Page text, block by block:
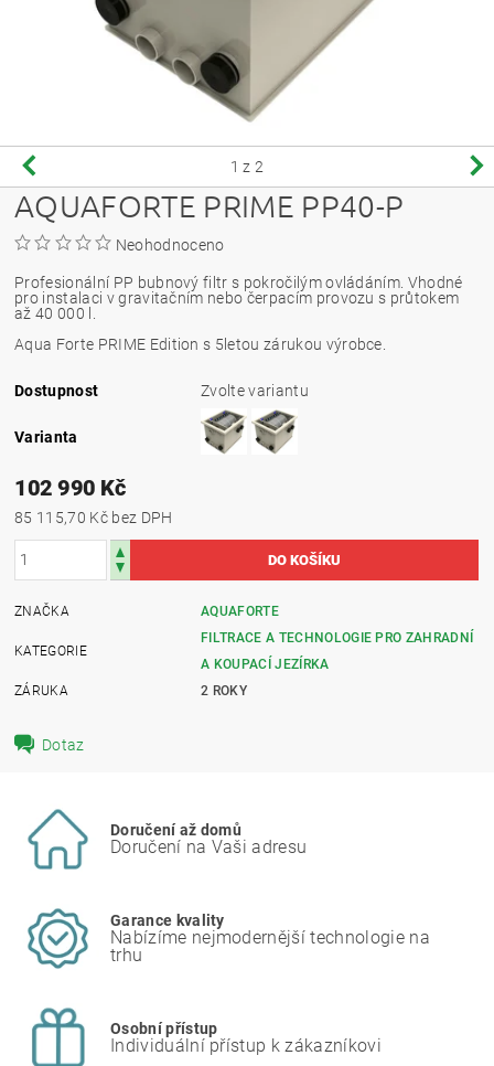
1 z 2
AQUAFORTE PRIME PP40-P
Neohodnoceno
Profesionální PP bubnový filtr s pokročilým ovládáním. Vhodné
pro instalaci v gravitačním nebo čerpacím provozu s průtokem
až 40 000 l.
Aqua Forte PRIME Edition s 5letou zárukou výrobce.
Dostupnost Zvolte variantu
Varianta
102 990 Kč
85 115,70 Kč bez DPH
ZNAČKA AQUAFORTE
KATEGORIE
FILTRACE A TECHNOLOGIE PRO ZAHRADNÍ
A KOUPACÍ JEZÍRKA
ZÁRUKA
2 ROKY
Dotaz
Doručení až domů
Doručení na Vaši adresu
Garance kvality
Nabízíme nejmodernější technologie na
trhu
Osobní přístup
Individuální přístup k zákazníkovi